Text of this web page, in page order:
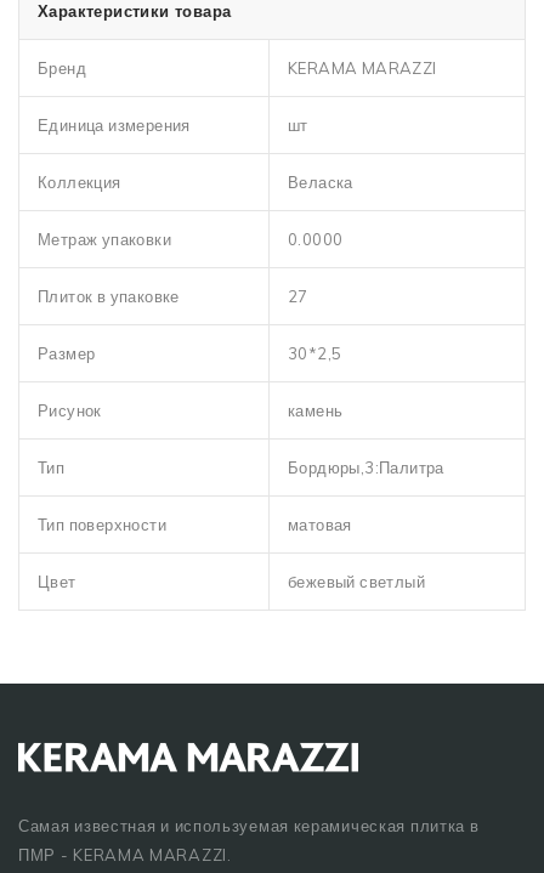
Характеристики товара
Бренд KERAMA MARAZZI
Единица измерения шт
Коллекция Веласка
Метраж упаковки 0.0000
Плиток в упаковке 27
Размер 30*2,5
Рисунок камень
Тип Бордюры,3:Палитра
Тип поверхности матовая
Цвет бежевый светлый
Самая известная и используемая керамическая плитка в
ПМР - KERAMA MARAZZI.